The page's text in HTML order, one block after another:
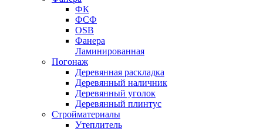
ФК
ФСФ
OSB
Фанера
Ламинированная
Погонаж
Деревянная раскладка
Деревянный наличник
Деревянный уголок
Деревянный плинтус
Стройматериалы
Утеплитель